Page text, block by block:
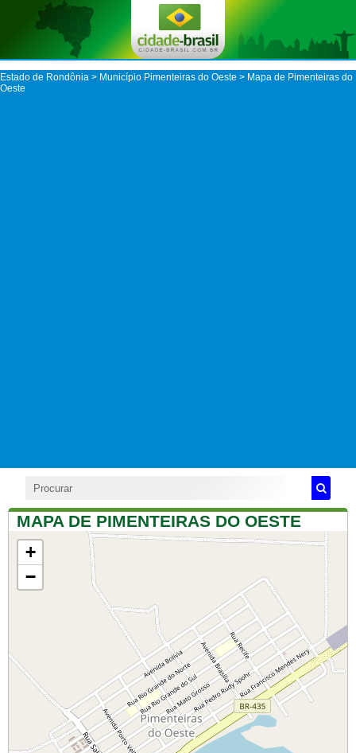
Estado de Rondônia > Município Pimenteiras do Oeste > Mapa de Pimenteiras do
Oeste
MAPA DE PIMENTEIRAS DO OESTE
+
−